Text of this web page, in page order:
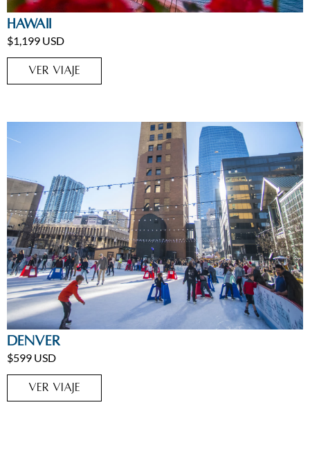
Hawaii
$1,199 USD
VER VIAJE
Estados Unidos
Denver
$599 USD
VER VIAJE
Ciudades,